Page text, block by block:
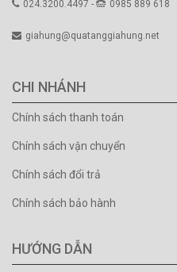
024.3200.4497 - 0985 889 618
giahung@quatanggiahung.net
CHI NHÁNH
Chính sách thanh toán
Chính sách vận chuyển
Chính sách đổi trả
Chính sách bảo hành
HƯỚNG DẪN